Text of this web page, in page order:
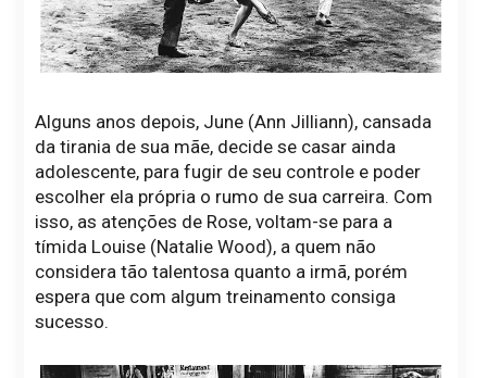
Alguns anos depois, June (Ann Jilliann), cansada
da tirania de sua mãe, decide se casar ainda
adolescente, para fugir de seu controle e poder
escolher ela própria o rumo de sua carreira. Com
isso, as atenções de Rose, voltam-se para a
tímida Louise (Natalie Wood), a quem não
considera tão talentosa quanto a irmã, porém
espera que com algum treinamento consiga
sucesso.